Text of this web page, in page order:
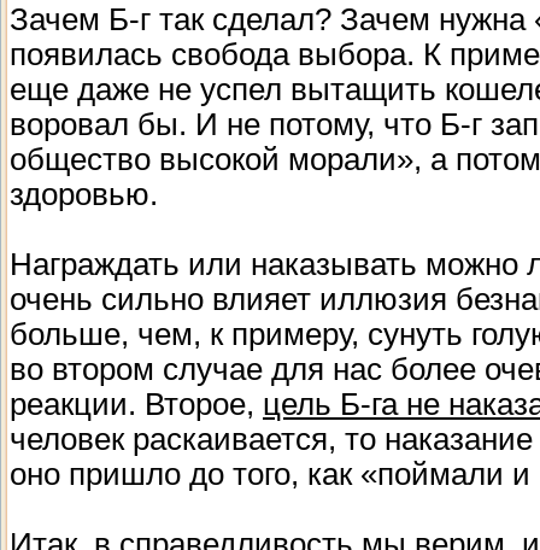
Зачем Б-г так сделал? Зачем нужна
появилась свобода выбора. К
еще даже не успел вытащить
воровал бы. И не потому, что Б-г
общество высокой морали», а
здоровью.
Награждать или наказывать можно
очень сильно влияет иллюзия
больше, чем, к примеру, сунуть
во втором случае для нас более
реакции. Второе, цель Б-га не
человек раскаивается, то
оно пришло до того, как «поймали